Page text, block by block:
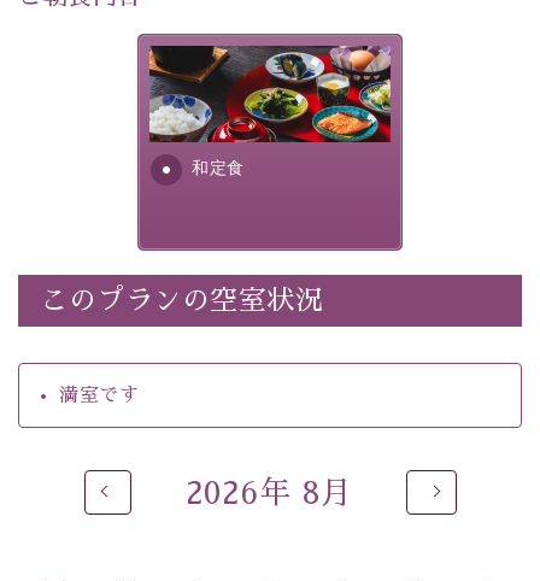
・個室料亭で個室食
・朝食はこだわりの味噌汁をはじめとした和定食
■お座敷風呂（大浴場）
温泉の成分に合わせ、防菌防カビの特殊素材の畳を使
※男性大浴場までのご移動には階段がございます。 予め
ご了承のほどお願いいたします。
貸切温泉風呂
（40分2000円）
眺望はございませんが、源泉掛け流しの温泉の質を楽し
和定食
さっぱりとした和食膳に使わ
れる食材は、諏訪の名産品を
ふんだんに取り入れ、安心・
安全を心掛けた長野県産...
このプランの空室状況
満室です
2026年 8月